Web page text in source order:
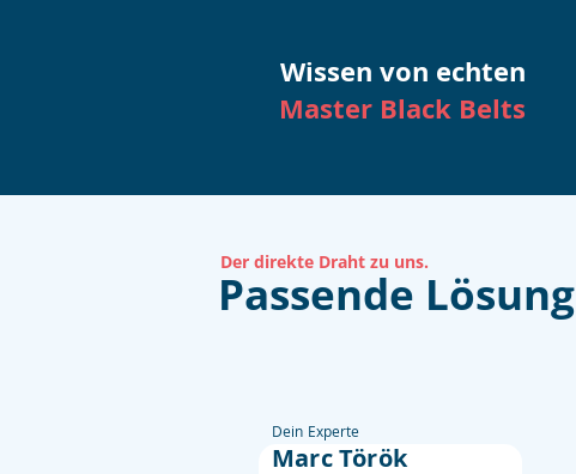
Wissen von echten
Master Black Belts
Passende
Der direkte Draht zu uns.
Marc Török
Dein Experte